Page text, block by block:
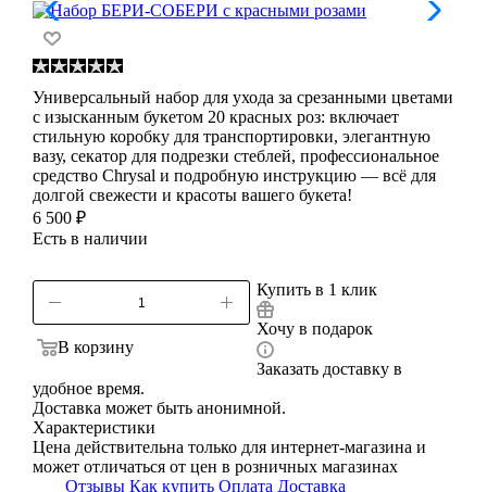
Универсальный набор для ухода за срезанными цветами
с изысканным букетом 20 красных роз: включает
стильную коробку для транспортировки, элегантную
вазу, секатор для подрезки стеблей, профессиональное
средство Chrysal и подробную инструкцию — всё для
долгой свежести и красоты вашего букета!
6 500 ₽
Есть в наличии
В корзину
Купить в 1 клик
Хочу в подарок
Заказать доставку в
удобное время.
Доставка может быть анонимной.
Характеристики
Цена действительна только для интернет-магазина и
может отличаться от цен в розничных магазинах
Отзывы Как купить Оплата Доставка